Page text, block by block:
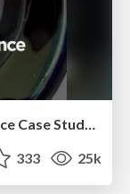
VelocityConf: Rendering Performance Case Studies
333 25k